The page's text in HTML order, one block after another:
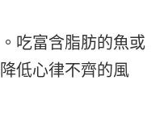
吃富含脂肪的魚或
低心律不齊的風